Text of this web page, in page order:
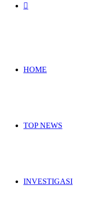
HOME
TOP NEWS
INVESTIGASI